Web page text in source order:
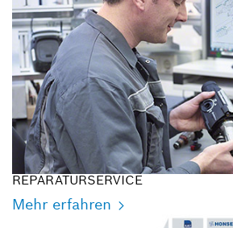
REPARATURSERVICE
Mehr erfahren